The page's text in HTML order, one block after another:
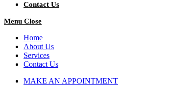
Contact Us
Menu Close
Home
About Us
Services
Contact Us
MAKE AN APPOINTMENT